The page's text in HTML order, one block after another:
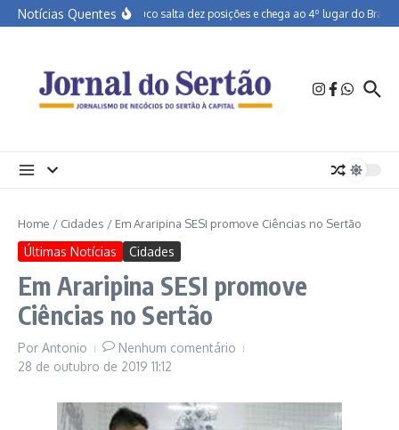
Ir para o conteúdo
Notícias QuentesPernambuco salta dez posições e chega ao 4º lugar do Brasil
Home / Cidades / Em Araripina SESI promove Ciências no Sertão
Últimas Notícias Cidades
Em Araripina SESI promove
Ciências no Sertão
Por Antonio
Nenhum comentário
28 de outubro de 2019 11:12